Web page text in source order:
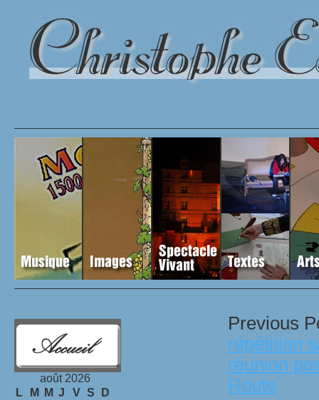
Previous
répétition
réunion
Route
août 2026
L
M M J V S
D